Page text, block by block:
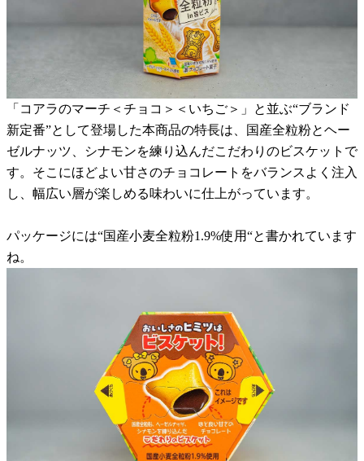
「コアラのマーチ＜チョコ＞＜いちご＞」と並ぶ“ブランド
新定番”として登場した本商品の特長は、国産全粒粉とヘー
ゼルナッツ、シナモンを練り込んだこだわりのビスケットで
す。そこにほどよい甘さのチョコレートをバランスよく注入
し、幅広い層が楽しめる味わいに仕上がっています。
パッケージには“国産小麦全粒粉1.9%使用“と書かれています
ね。